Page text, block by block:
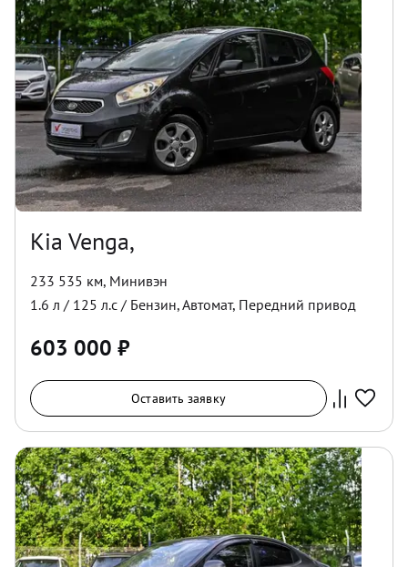
Kia Venga,
233 535 км, Минивэн
1.6 л / 125 л.с / Бензин,Автомат, Передний привод
603 000 ₽
Оставить заявку